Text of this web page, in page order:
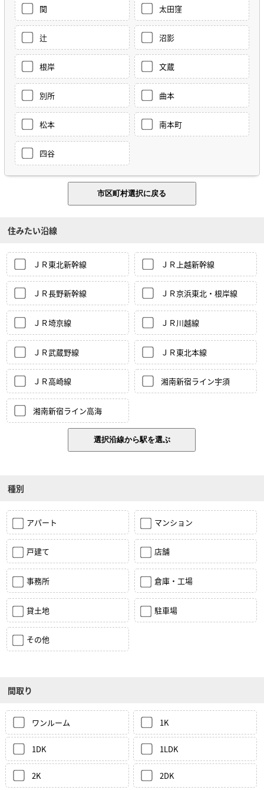
関 太田窪
辻 沼影
根岸 文蔵
別所 曲本
松本 南本町
四谷
住みたい沿線
ＪＲ東北新幹線 ＪＲ上越新幹線
ＪＲ長野新幹線 ＪＲ京浜東北・根岸線
ＪＲ埼京線 ＪＲ川越線
ＪＲ武蔵野線 ＪＲ東北本線
ＪＲ高崎線 湘南新宿ライン宇須
湘南新宿ライン高海
種別
アパート マンション
戸建て 店舗
事務所 倉庫・工場
貸土地 駐車場
その他
間取り
ワンルーム 1K
1DK 1LDK
2K 2DK